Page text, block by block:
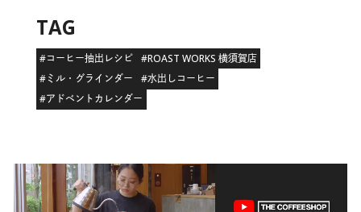
TAG
#コーヒー抽出レシピ #ROAST WORKS 横須賀店
#ミル・グラインダー
#水出しコーヒー
#アドベントカレンダー